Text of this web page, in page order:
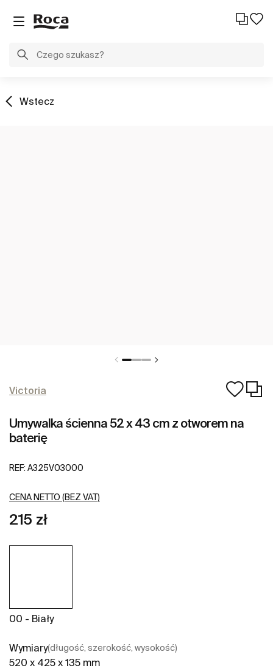
Wstecz
Victoria
Umywalka ścienna 52 x 43 cm z otworem na
baterię
REF: A325V03000
CENA NETTO (BEZ VAT)
215 zł
00 - Biały
Wymiary(długość, szerokość, wysokość)
520 x 425 x 135 mm